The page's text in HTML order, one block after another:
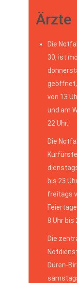
Ärzte
Die
30, ist
von 13
und am
22 Uhr.
Die
bis 23
freitags
8 Uhr bis
Die
Düren-